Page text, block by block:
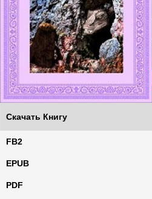
Скачать Книгу
FB2
EPUB
PDF